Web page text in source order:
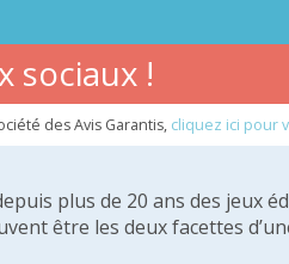
sociaux !
des Avis Garantis, cliquez ici pour
plus de 20 ans des jeux
être les deux facettes